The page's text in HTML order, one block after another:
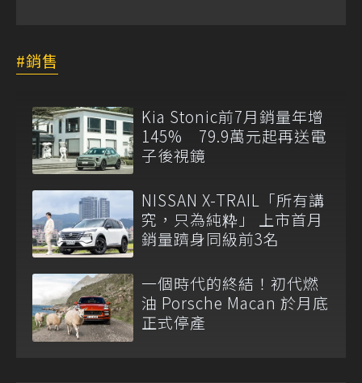
銷售
Kia Stonic前7月銷量年增
145% 79.9萬元起再送電
子後視鏡
NISSAN X-TRAIL「所有講
究，只為純粋」 上市首月
銷量躋身同級前3名
一個時代的終結！初代燃
油 Porsche Macan 於月底
正式停產